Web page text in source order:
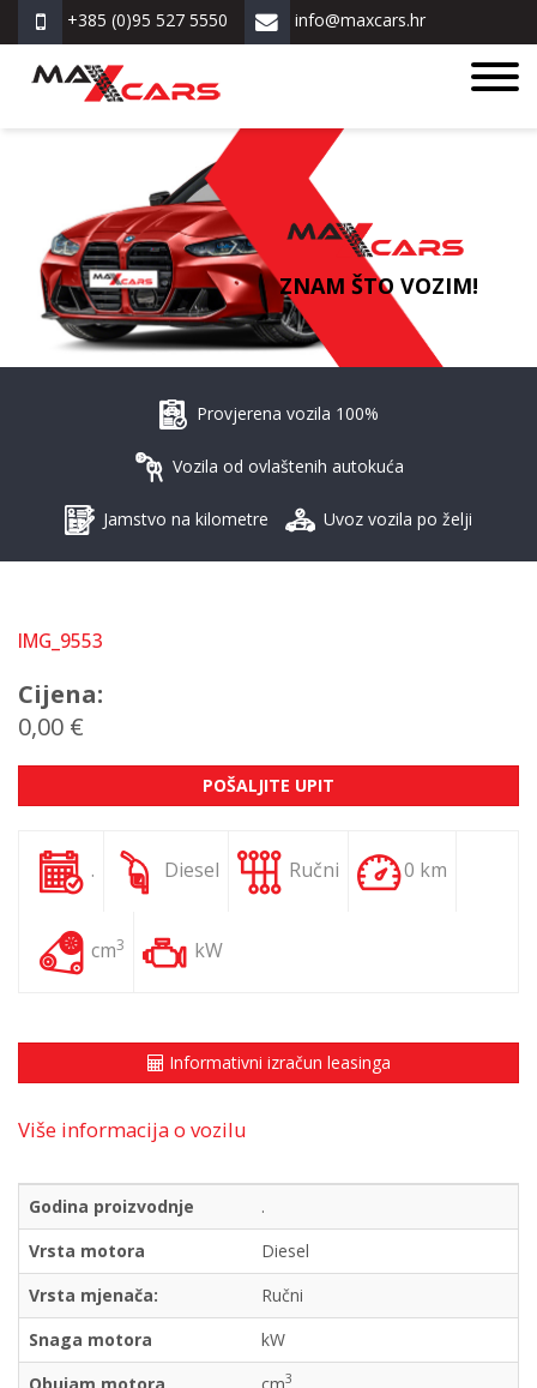
+385 (0)95 527 5550 info@maxcars.hr
ZNAM ŠTO VOZIM!
Provjerena vozila 100%
Vozila od ovlaštenih autokuća
Jamstvo na kilometre Uvoz vozila po želji
IMG_9553
Cijena:
0,00 €
POŠALJITE UPIT
. Diesel Ručni 0 km
cm3 kW
Informativni izračun leasinga
Više informacija o vozilu
Godina proizvodnje
.
Vrsta motora
Diesel
Vrsta mjenača:
Ručni
Snaga motora
kW
Obujam motora
cm3